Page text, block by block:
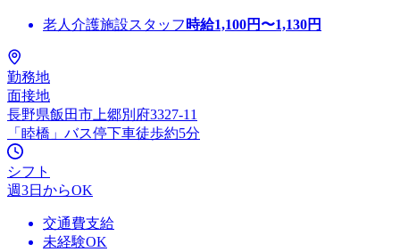
老人介護施設スタッフ 時給1,100円〜1,130円
勤務地
面接地
長野県飯田市上郷別府3327-11
「睦橋」バス停下車徒歩約5分
シフト
週3日からOK
交通費支給
未経験OK